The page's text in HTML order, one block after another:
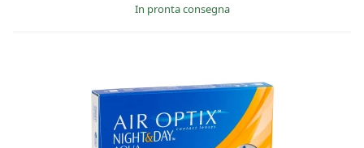
in pronta consegna